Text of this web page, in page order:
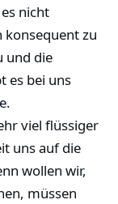
nicht
konsequent zu
und die
es bei uns
viel flüssiger
uns auf die
wollen wir,
müssen